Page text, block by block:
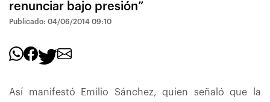
renunciar bajo presión”
Publicado: 04/06/2014 09:10
Así manifestó Emilio Sánchez, quien señaló que la